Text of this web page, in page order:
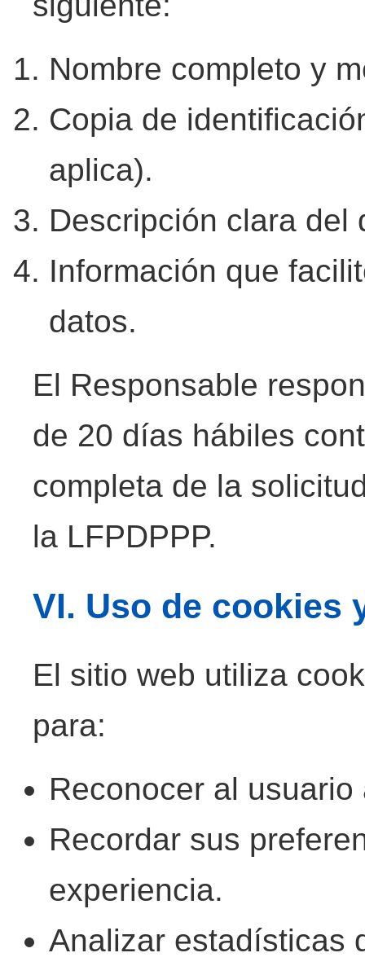
Nombre completo y
Copia de
aplica).
Descripción clara del
Información que
datos.
El Responsable
de 20 días hábiles
completa de la
la LFPDPPP.
VI. Uso de cookies
El sitio web utiliza
para:
Reconocer al
Recordar sus
experiencia.
Analizar estadísticas